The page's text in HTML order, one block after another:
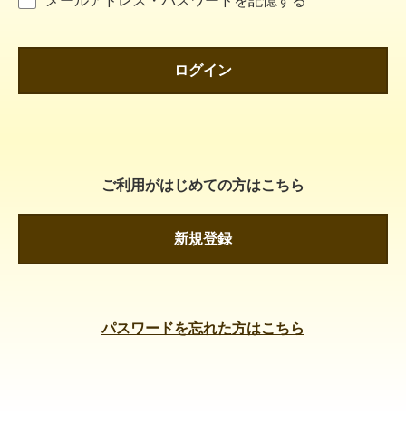
ログイン
ご利用がはじめての方はこちら
新規登録
パスワードを忘れた方はこちら